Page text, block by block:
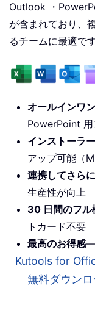
Outlook ・
が含まれており、
るチームに最適です
オールインワ
PowerPoint
インストーラ
アップ可能（
連携してさら
生産性が向上
30 日間のフル
トカード不要
最高のお得感—
Kutools for
無料ダウンロ